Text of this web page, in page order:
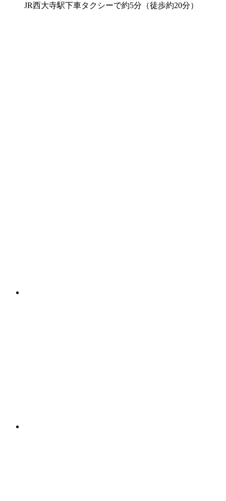
JR西大寺駅下車タクシーで約5分（徒歩約20分）